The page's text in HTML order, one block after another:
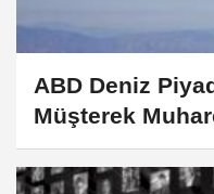
ABD Deniz
Müşterek
için GA-ASI'yi